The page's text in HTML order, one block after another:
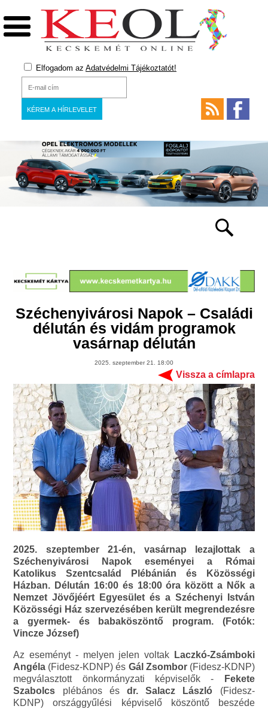
Elfogadom az Adatvédelmi Tájékoztatót!
Széchenyivárosi Napok – Családi
délután és vidám programok
vasárnap délután
2025. szeptember 21. 18:00
Vissza a címlapra
2025. szeptember 21-én, vasárnap lezajlottak a
Széchenyivárosi Napok eseményei a Római
Katolikus Szentcsalád Plébánián és Közösségi
Házban. Délután 16:00 és 18:00 óra között a Nők a
Nemzet Jövőjéért Egyesület és a Széchenyi István
Közösségi Ház szervezésében került megrendezésre
a gyermek- és babaköszöntő program. (Fotók:
Vincze József)
Az eseményt - melyen jelen voltak
Laczkó-Zsámboki
Angéla (Fidesz-KDNP) és Gál Zsombor(Fidesz-KDNP)
megválasztott önkormányzati képviselők -
Fekete
Szabolcs plébános és dr. Salacz László (Fidesz-
KDNP) országgyűlési képviselő köszöntő beszéde